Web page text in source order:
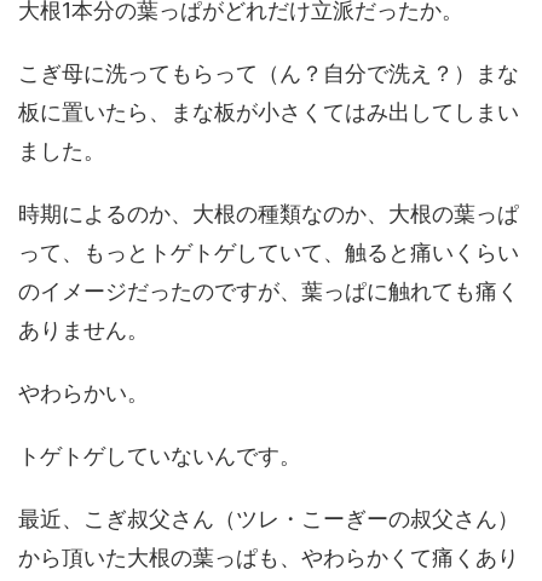
大根1本分の葉っぱがどれだけ立派だったか。
こぎ母に洗ってもらって（ん？自分で洗え？）まな
板に置いたら、まな板が小さくてはみ出してしまい
ました。
時期によるのか、大根の種類なのか、大根の葉っぱ
って、もっとトゲトゲしていて、触ると痛いくらい
のイメージだったのですが、葉っぱに触れても痛く
ありません。
やわらかい。
トゲトゲしていないんです。
最近、こぎ叔父さん（ツレ・こーぎーの叔父さん）
から頂いた大根の葉っぱも、やわらかくて痛くあり